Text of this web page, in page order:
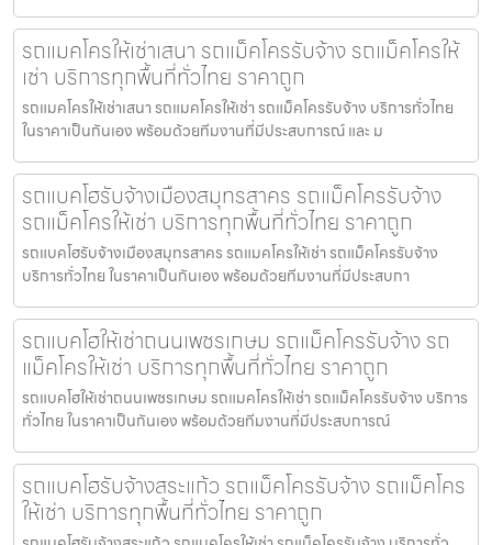
รถแมคโครให้เช่าเสนา รถแม็คโครรับจ้าง รถแม็คโครให้
เช่า บริการทุกพื้นที่ทั่วไทย ราคาถูก
รถแมคโครให้เช่าเสนา รถแมคโครให้เช่า รถแม็คโครรับจ้าง บริการทั่วไทย
ในราคาเป็นกันเอง พร้อมด้วยทีมงานที่มีประสบการณ์ และ ม
รถแบคโฮรับจ้างเมืองสมุทรสาคร รถแม็คโครรับจ้าง
รถแม็คโครให้เช่า บริการทุกพื้นที่ทั่วไทย ราคาถูก
รถแบคโฮรับจ้างเมืองสมุทรสาคร รถแมคโครให้เช่า รถแม็คโครรับจ้าง
บริการทั่วไทย ในราคาเป็นกันเอง พร้อมด้วยทีมงานที่มีประสบกา
รถแบคโฮให้เช่าถนนเพชรเกษม รถแม็คโครรับจ้าง รถ
แม็คโครให้เช่า บริการทุกพื้นที่ทั่วไทย ราคาถูก
รถแบคโฮให้เช่าถนนเพชรเกษม รถแมคโครให้เช่า รถแม็คโครรับจ้าง บริการ
ทั่วไทย ในราคาเป็นกันเอง พร้อมด้วยทีมงานที่มีประสบการณ์
รถแบคโฮรับจ้างสระแก้ว รถแม็คโครรับจ้าง รถแม็คโคร
ให้เช่า บริการทุกพื้นที่ทั่วไทย ราคาถูก